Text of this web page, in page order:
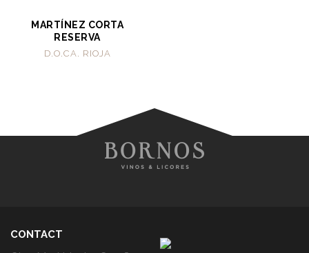
MARTÍNEZ CORTA
RESERVA
D.O.CA. RIOJA
CONTACT